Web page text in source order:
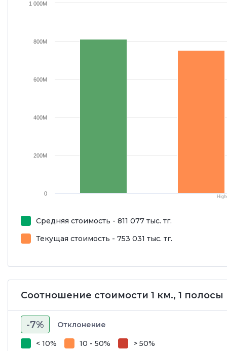
0
200M
400M
600M
800M
1 000M
Средняя стоимость - 811 077 тыс. тг.
Текущая стоимость - 753 031 тыс. тг.
Соотношение стоимости 1 км., 1 полосы
-7% Отклонение
< 10% 10 - 50% > 50%